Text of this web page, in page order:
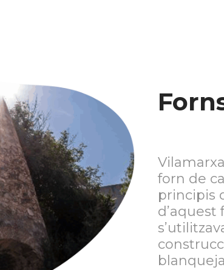
forn de
principis